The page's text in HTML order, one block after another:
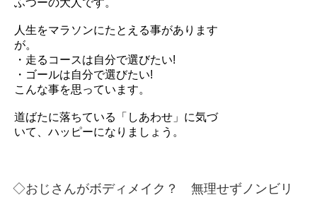
ふつーの大人です。
人生をマラソンにたとえる事があります
が。
・走るコースは自分で選びたい!
・ゴールは自分で選びたい!
こんな事を思っています。
道ばたに落ちている「しあわせ」に気づ
いて、ハッピーになりましょう。
◇おじさんがボディメイク？ 無理せずノンビリ